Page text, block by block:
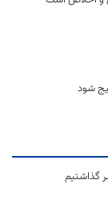
شود
گذاشتیم